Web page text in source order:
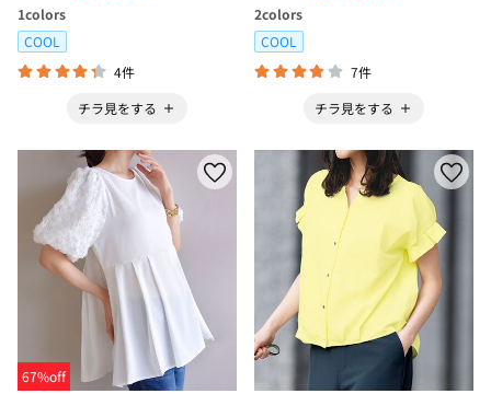
1colors
COOL
4件
チラ見をする
2colors
COOL
7件
チラ見をする
67%off